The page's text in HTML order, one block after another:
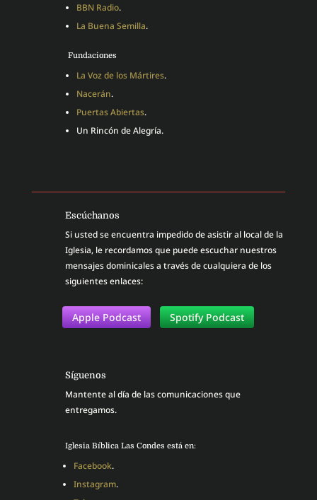
BBN Radio.
La Buena Semilla.
Fundaciones
La Voz de los Mártires.
Nacerán.
Puertas Abiertas.
Un Rincón de Alegría.
Escúchanos
Si usted se encuentra impedido de asistir al local de la
Iglesia, le recordamos que puede escuchar nuestros
mensajes dominicales a través de cualquiera de los
siguientes enlaces:
Apple Podcast Spotify Podcast
Síguenos
Mantente al día de las comunicaciones que
entregamos.
Iglesia Bíblica Las Condes está en:
Facebook.
Instagram.